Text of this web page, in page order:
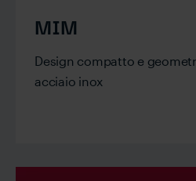
MIM
Design compatto e
acciaio inox